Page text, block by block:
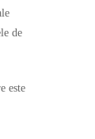
de
este